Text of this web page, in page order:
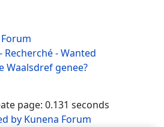
Recherché - Wanted
Waalsdref genee?
page: 0.131 seconds
by Kunena Forum